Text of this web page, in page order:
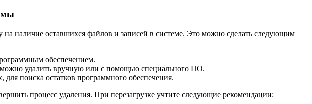
наличие оставшихся файлов и записей в системе. Это можно сделать следующим
обеспечением.
можно удалить вручную или с помощью специального ПО.
для поиска остатков программного обеспечения.
процесс удаления. При перезагрузке учтите следующие рекомендации: